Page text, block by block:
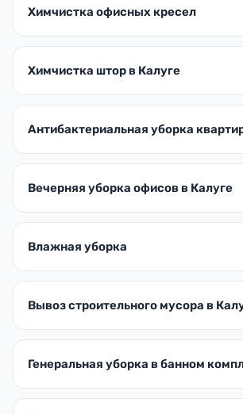
Химчистка офисных кресел
Химчистка штор в Калуге
Антибактериальная уборка
Вечерняя уборка офисов в Калуге
Влажная уборка
Вывоз строительного мусора в
Генеральная уборка в банном